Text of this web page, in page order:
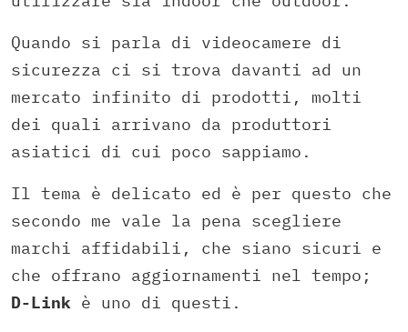
Quando si parla di videocamere di
sicurezza ci si trova davanti ad un
mercato infinito di prodotti, molti
dei quali arrivano da produttori
asiatici di cui poco sappiamo.
Il tema è delicato ed è per questo che
secondo me vale la pena scegliere
marchi affidabili, che siano sicuri e
che offrano aggiornamenti nel tempo;
D-Link è uno di questi.